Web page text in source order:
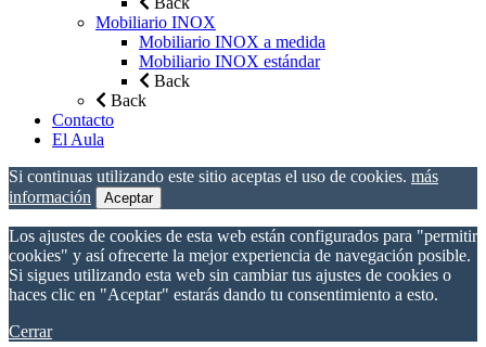
Mobiliario INOX
Mobiliario INOX a medida
Mobiliario INOX estándar
Back
Back
Contacto
El Aula
Si continuas utilizando este sitio aceptas el uso de cookies. más
información
Aceptar
Los ajustes de cookies de esta web están configurados para "permitir
cookies" y así ofrecerte la mejor experiencia de navegación posible.
Si sigues utilizando esta web sin cambiar tus ajustes de cookies o
haces clic en "Aceptar" estarás dando tu consentimiento a esto.
Cerrar